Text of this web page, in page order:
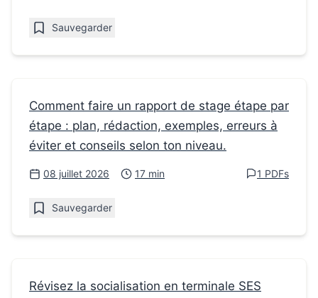
Sauvegarder
Fiches de révision
Comment faire un rapport de stage :
méthode claire et efficace
Comment faire un rapport de stage étape par
étape : plan, rédaction, exemples, erreurs à
éviter et conseils selon ton niveau.
08 juillet 2026 17 min 1 PDFs
Sauvegarder
Fiches de révision
Révisez la socialisation en terminale SES